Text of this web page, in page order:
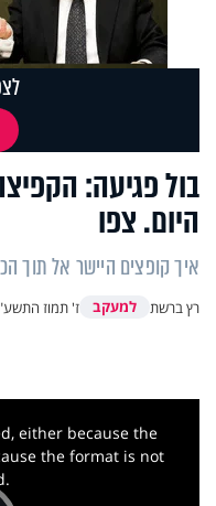
בול פגיעה:
היום. צפו
איך קופצים היישר אל תוך
רץ ברשת למעקב ז' תמוז
either because the
the format is not